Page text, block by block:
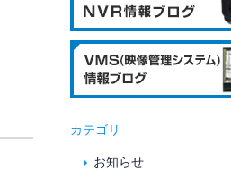
カテゴリ
お知らせ